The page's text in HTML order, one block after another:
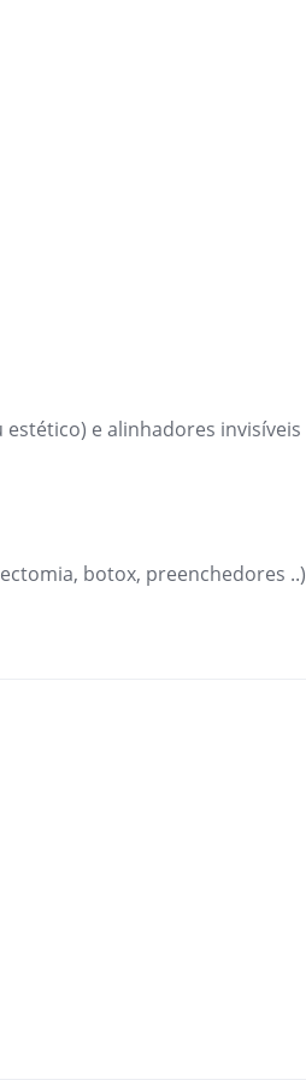
e alinhadores invisíveis
botox, preenchedores ..)